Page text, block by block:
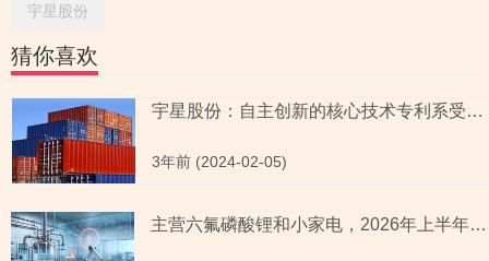
宇星股份
猜你喜欢
宇星股份：自主创新的核心技术专利系受让取得 自诩先进的酸洗工艺被列淘汰类
3年前 (2024-02-05)
主营六氟磷酸锂和小家电，2026年上半年预测盈利超2亿元，虚增收入被ST背后子公司未完成业绩承诺